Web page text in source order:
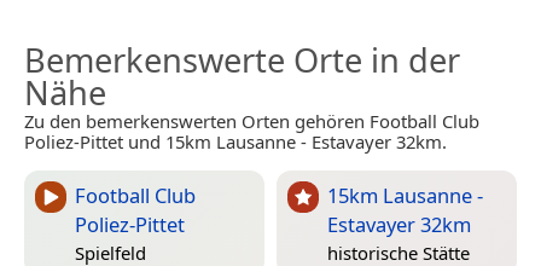
Bemerkenswerte Orte in der
Nähe
Zu den bemerkenswerten Orten gehören Football Club
Poliez-Pittet und 15km Lausanne - Estavayer 32km.
Football Club
Poliez-Pittet
Spielfeld
15km Lausanne -
Estavayer 32km
historische Stätte